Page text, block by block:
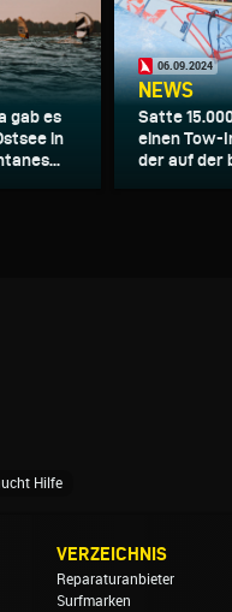
gab es
in
06.09.2024
NEWS
Satte
einen
der auf der
Hilfe
VERZEICHNIS
Reparaturanbieter
Surfmarken